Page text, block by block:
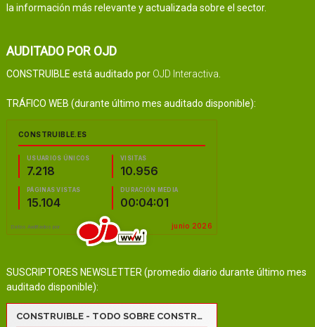
la información más relevante y actualizada sobre el sector.
AUDITADO POR OJD
CONSTRUIBLE está auditado por OJD Interactiva
TRÁFICO WEB (durante último mes auditado disponible):
SUSCRIPTORES NEWSLETTER (promedio diario durante último mes
auditado disponible):